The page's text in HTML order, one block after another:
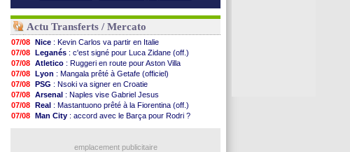
Actu Transferts / Mercato
07/08 Nice : Kevin Carlos va partir en Italie
07/08 Leganés : c'est signé pour Luca Zidane (off.)
07/08 Atletico : Ruggeri en route pour Aston Villa
07/08 Lyon : Mangala prêté à Getafe (officiel)
07/08 PSG : Nsoki va signer en Croatie
07/08 Arsenal : Naples vise Gabriel Jesus
07/08 Real : Mastantuono prêté à la Fiorentina (off.)
07/08 Man City : accord avec le Barça pour Rodri ?
: Sion Oppong signe pour 4 ans (officiel)
emplacement publicitaire